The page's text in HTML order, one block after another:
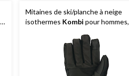
Mitaines de ski/planche à neige
isothermes Kombi pour hommes,